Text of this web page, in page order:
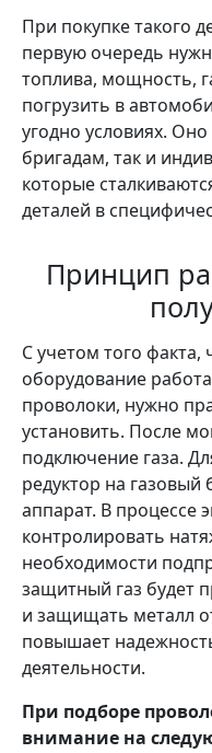
При покупке такого
первую очередь
топлива, мощность,
погрузить в
угодно условиях.
бригадам, так и
которые
деталей в
Принцип
С учетом того факта,
оборудование
проволоки, нужно
установить. После
подключение газа.
редуктор на
аппарат. В процессе
контролировать
необходимости
защитный газ будет
и защищать металл
повышает
деятельности.
При подборе
внимание на